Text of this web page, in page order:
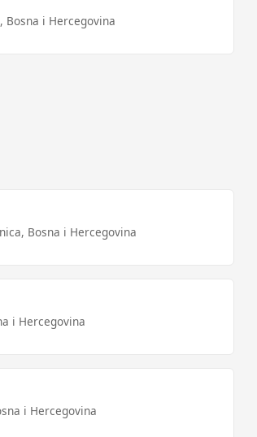
Bosna i Hercegovina
Bosna i Hercegovina
i Hercegovina
i Hercegovina